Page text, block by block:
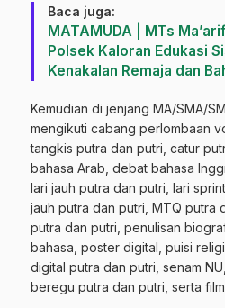
Baca juga:
MATAMUDA | MTs
Polsek Kaloran Edukasi
Kenakalan Remaja dan
Kemudian di jenjang MA/SMA/
mengikuti cabang perlombaan
tangkis putra dan putri, catur
bahasa Arab, debat bahasa
lari jauh putra dan putri, lari
jauh putra dan putri, MTQ putra
putra dan putri, penulisan
bahasa, poster digital, puisi
digital putra dan putri, senam
beregu putra dan putri, serta